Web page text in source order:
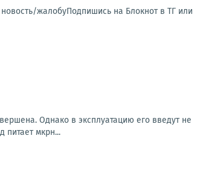
жалобуПодпишись на Блокнот в ТГ или
Однако в эксплуатацию его введут не
мкрн...